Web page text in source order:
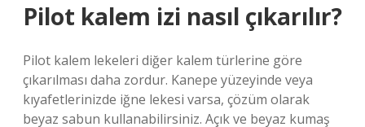
Pilot kalem izi nasıl çıkarılır?
Pilot kalem lekeleri diğer kalem türlerine göre
çıkarılması daha zordur. Kanepe yüzeyinde veya
kıyafetlerinizde iğne lekesi varsa, çözüm olarak
beyaz sabun kullanabilirsiniz. Açık ve beyaz kumaş